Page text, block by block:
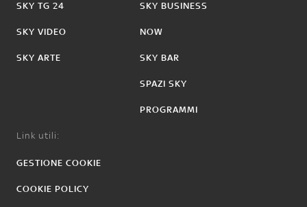
SKY TG 24
SKY VIDEO
SKY ARTE
SKY BUSINESS
NOW
SKY BAR
SPAZI SKY
PROGRAMMI
Link utili:
GESTIONE COOKIE
COOKIE POLICY